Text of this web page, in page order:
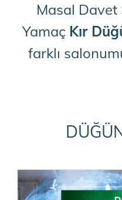
Masal Davet
Yamaç Kır
farklı